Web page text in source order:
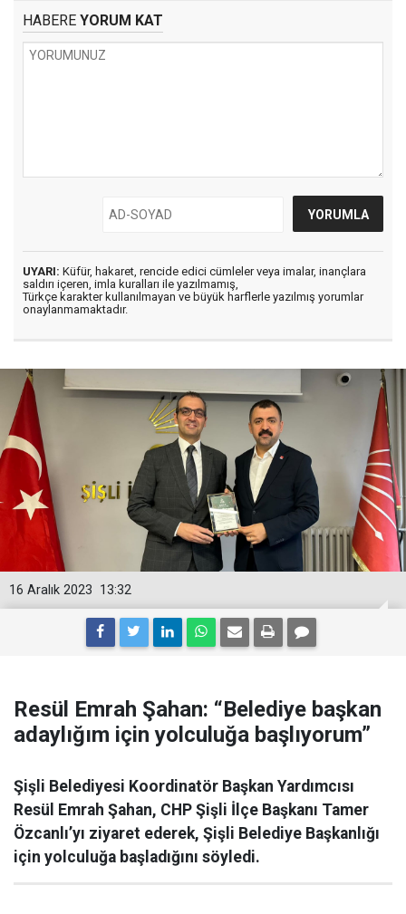
HABERE YORUM KAT
UYARI: Küfür, hakaret, rencide edici cümleler veya imalar, inançlara
saldırı içeren, imla kuralları ile yazılmamış,
Türkçe karakter kullanılmayan ve büyük harflerle yazılmış yorumlar
onaylanmamaktadır.
13:32
16 Aralık 2023
Resül Emrah Şahan: “Belediye başkan
adaylığım için yolculuğa başlıyorum”
Şişli Belediyesi Koordinatör Başkan Yardımcısı
Resül Emrah Şahan, CHP Şişli İlçe Başkanı Tamer
Özcanlı’yı ziyaret ederek, Şişli Belediye Başkanlığı
için yolculuğa başladığını söyledi.